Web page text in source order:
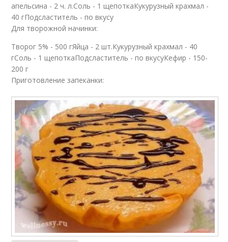
апельсина - 2 ч. л.Соль - 1 щепоткаКукурузный крахмал -
40 гПодсластитель - по вкусу
Для творожной начинки:
Творог 5% - 500 гЯйца - 2 шт.Кукурузный крахмал - 40
гСоль - 1 щепоткаПодсластитель - по вкусуКефир - 150-
200 г
Приготовление запеканки: